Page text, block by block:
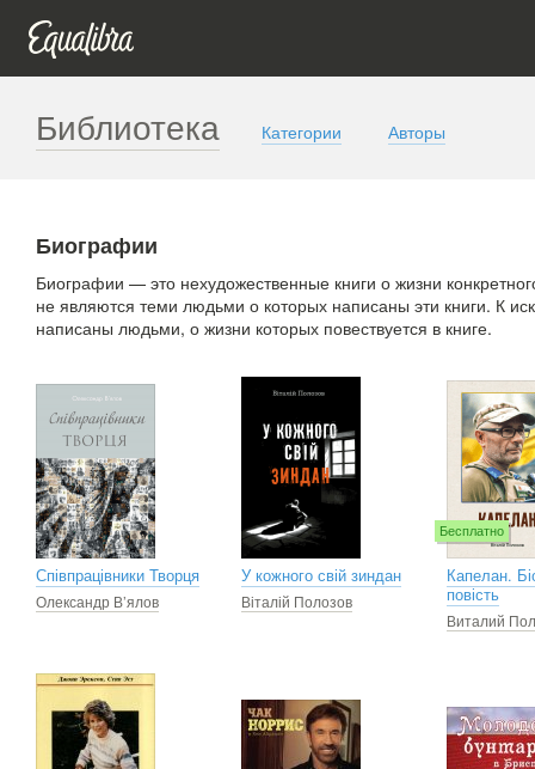
Библиотека Категории Авторы
Биографии
Биографии — это нехудожественные книги о жизни
не являются теми людьми о которых написаны эти книги. К
написаны людьми, о жизни которых повествуется в книге.
Співпрацівники Творця
Олександр В’ялов
У кожного свій зиндан
Віталій Полозов
Бесплатно
Капелан.
повість
Виталий